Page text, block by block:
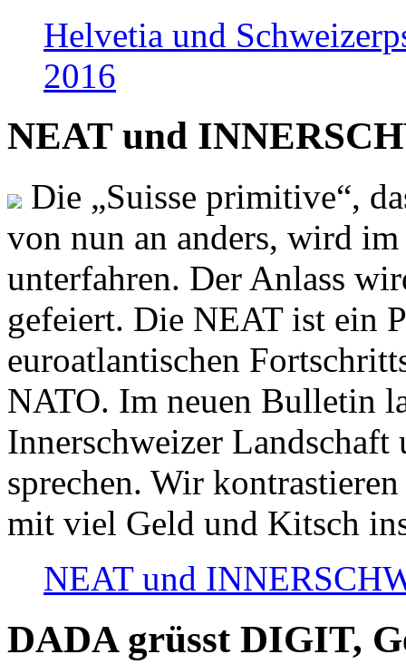
Helvetia und
2016
NEAT und
Die „Suisse primitive“,
von nun an anders, wird
unterfahren. Der Anlass
gefeiert. Die NEAT ist ein
euroatlantischen
NATO. Im neuen Bulletin
Innerschweizer
sprechen. Wir
mit viel Geld und Kitsch
NEAT und
DADA grüsst DIGIT,